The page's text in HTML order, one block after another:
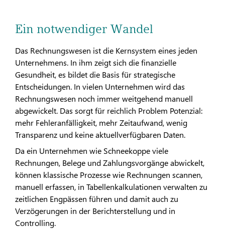
Ein notwendiger Wandel
Das Rechnungswesen ist die Kernsystem eines jeden
Unternehmens. In ihm zeigt sich die finanzielle
Gesundheit, es bildet die Basis für strategische
Entscheidungen. In vielen Unternehmen wird das
Rechnungswesen noch immer weitgehend manuell
abgewickelt. Das sorgt für reichlich Problem Potenzial:
mehr Fehleranfälligkeit, mehr Zeitaufwand, wenig
Transparenz und keine aktuellverfügbaren Daten.
Da ein Unternehmen wie Schneekoppe viele
Rechnungen, Belege und Zahlungsvorgänge abwickelt,
können klassische Prozesse wie Rechnungen scannen,
manuell erfassen, in Tabellenkalkulationen verwalten zu
zeitlichen Engpässen führen und damit auch zu
Verzögerungen in der Berichterstellung und in
Controlling.